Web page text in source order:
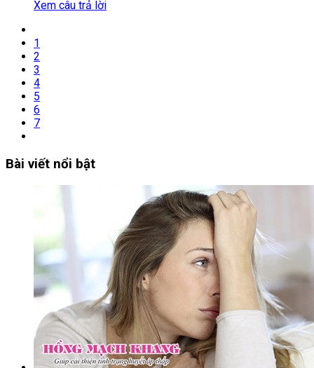
Xem câu trả lời
1
2
3
4
5
6
7
Bài viết nổi bật